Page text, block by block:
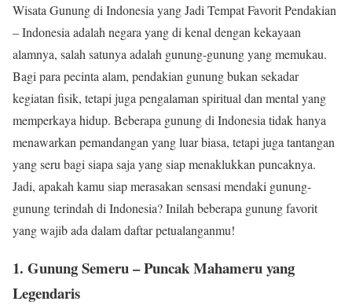
Wisata Gunung di Indonesia yang Jadi Tempat Favorit Pendakian
– Indonesia adalah negara yang di kenal dengan kekayaan
alamnya, salah satunya adalah gunung-gunung yang memukau.
Bagi para pecinta alam, pendakian gunung bukan sekadar
kegiatan fisik, tetapi juga pengalaman spiritual dan mental yang
memperkaya hidup. Beberapa gunung di Indonesia tidak hanya
menawarkan pemandangan yang luar biasa, tetapi juga tantangan
yang seru bagi siapa saja yang siap menaklukkan puncaknya.
Jadi, apakah kamu siap merasakan sensasi mendaki gunung-
gunung terindah di Indonesia? Inilah beberapa gunung favorit
yang wajib ada dalam daftar petualanganmu!
1. Gunung Semeru – Puncak Mahameru yang
Legendaris